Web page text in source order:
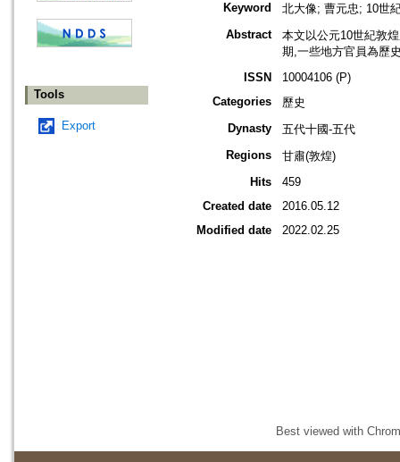
Tools
Export
Keyword
北大像; 曹元忠; 10世
Abstract
本文以公元10世紀敦
期,一些地方官員為歷
ISSN
10004106 (P)
Categories
歷史
Dynasty
五代十國-五代
Regions
甘肅(敦煌)
Hits
459
Created date
2016.05.12
Modified date
2022.02.25
Best viewed with